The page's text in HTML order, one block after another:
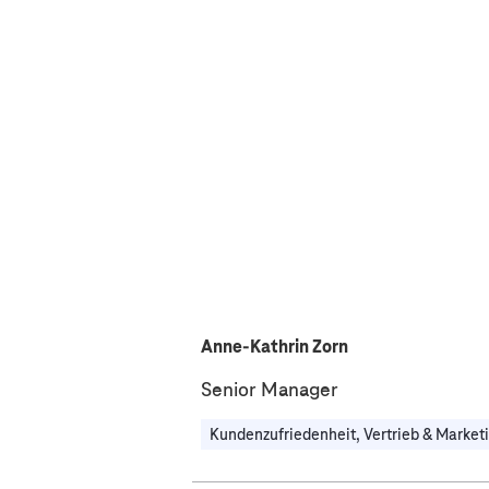
Anne-Kathrin Zorn
Senior Manager
Kundenzufriedenheit, Vertrieb &